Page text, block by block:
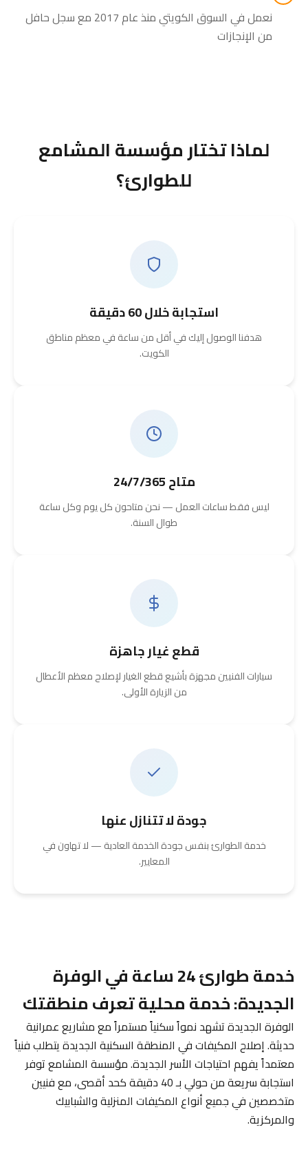
نعمل في السوق الكويتي منذ عام 2017 مع سجل حافل
من الإنجازات
لماذا تختار مؤسسة المشامع
للطوارئ؟
استجابة خلال 60 دقيقة
هدفنا الوصول إليك في أقل من ساعة في معظم مناطق
الكويت.
متاح 24/7/365
ليس فقط ساعات العمل — نحن متاحون كل يوم وكل ساعة
طوال السنة.
قطع غيار جاهزة
سيارات الفنيين مجهزة بأشيع قطع الغيار لإصلاح معظم الأعطال
من الزيارة الأولى.
جودة لا تتنازل عنها
خدمة الطوارئ بنفس جودة الخدمة العادية — لا تهاون في
المعايير.
خدمة طوارئ 24 ساعة في الوفرة
الجديدة: خدمة محلية تعرف منطقتك
الوفرة الجديدة تشهد نمواً سكنياً مستمراً مع مشاريع عمرانية
حديثة. إصلاح المكيفات في المنطقة السكنية الجديدة يتطلب فنياً
معتمداً يفهم احتياجات الأسر الجديدة. مؤسسة المشامع توفر
استجابة سريعة من حولي بـ 40 دقيقة كحد أقصى، مع فنيين
متخصصين في جميع أنواع المكيفات المنزلية والشبابيك
والمركزية.